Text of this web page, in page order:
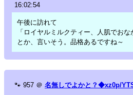
16:02:54
午後に訪れて
「ロイヤルミルクティー、人肌でおな
とか、言いそう。品格あるですね～
🐾 957 ＠ 名無しでよかと？◆xz0p/